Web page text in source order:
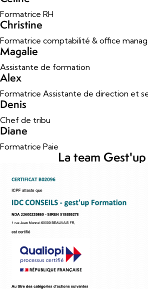
Formatrice RH
Christine
Formatrice comptabilité & office
Magalie
Assistante de formation
Alex
Formatrice Assistante de direction et
Denis
Chef de tribu
Diane
Formatrice Paie
La team Gest'up